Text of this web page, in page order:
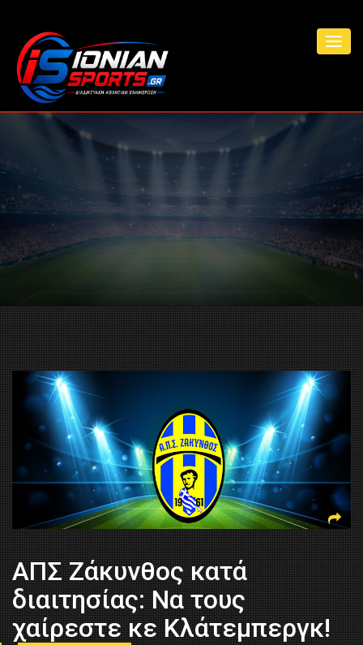
ΑΠΣ Ζάκυνθος κατά
διαιτησίας: Να τους
χαίρεστε κε Κλάτεμπεργκ!